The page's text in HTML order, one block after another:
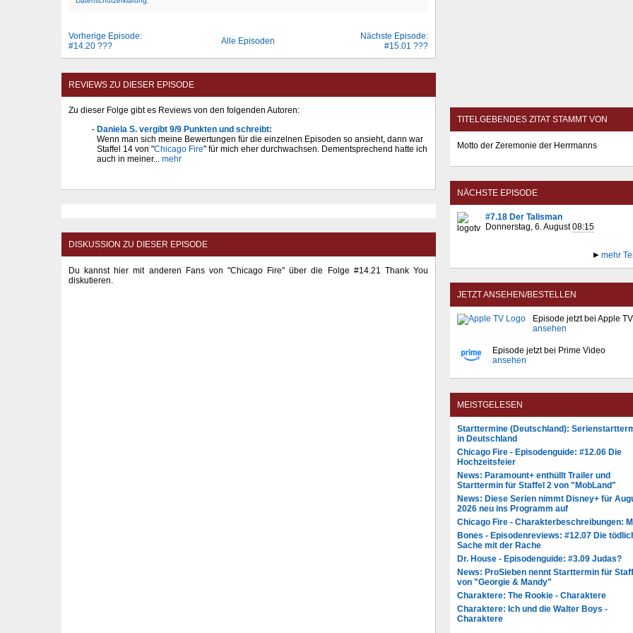
Vorherige Episode:
#14.20 ???
Alle Episoden
Nächste Episode:
#15.01 ???
REVIEWS ZU DIESER EPISODE
Zu dieser Folge gibt es Reviews von den folgenden Autoren:
Daniela S. vergibt 9/9 Punkten und schreibt:
Wenn man sich meine Bewertungen für die einzelnen Episoden so ansieht, dann war
Staffel 14 von "Chicago Fire" für mich eher durchwachsen. Dementsprechend hatte ich
auch in meiner...
mehr
DISKUSSION ZU DIESER EPISODE
Du kannst hier mit anderen Fans von "Chicago Fire" über die Folge #14.21 Thank You
diskutieren.
TITELGEBENDES ZITAT STAMMT VON
Motto der Zeremonie der Herrmanns
NÄCHSTE EPISODE
#7.18 Der Talisman
Donnerstag, 6. August08:15
mehr
JETZT ANSEHEN/BESTELLEN
Episode jetzt bei Apple TV
ansehen
Episode jetzt bei Prime Video
ansehen
MEISTGELESEN
Starttermine (Deutschland):
in Deutschland
Chicago Fire - Episodenguide: #12.06 Die
Hochzeitsfeier
News: Paramount+ enthüllt Trailer und
Starttermin für Staffel 2 von "MobLand"
News: Diese Serien nimmt Disney+ für
2026 neu ins Programm auf
Chicago Fire - Charakterbeschreibungen:
Bones - Episodenreviews: #12.07 Die
Sache mit der Rache
Dr. House - Episodenguide: #3.09 Judas?
News: ProSieben nennt Starttermin für
von "Georgie & Mandy"
Charaktere: The Rookie - Charaktere
Charaktere: Ich und die Walter Boys -
Charaktere